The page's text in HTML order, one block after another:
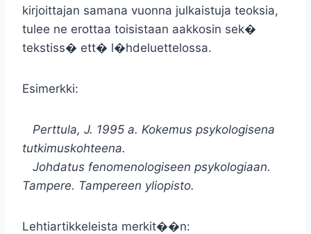
kirjoittajan samana vuonna julkaistuja teoksia,
tulee ne erottaa toisistaan aakkosin sek�
tekstiss� ett� l�hdeluettelossa.
Esimerkki:
Perttula, J. 1995 a. Kokemus psykologisena
tutkimuskohteena.
Johdatus fenomenologiseen psykologiaan.
Tampere. Tampereen yliopisto.
Lehtiartikkeleista merkit��n: